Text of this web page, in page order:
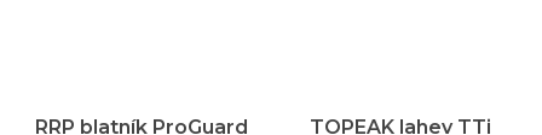
RRP blatník ProGuard
TOPEAK lahev TTi